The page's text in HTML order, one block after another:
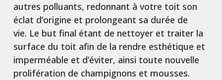
autres polluants, redonnant à votre toit son
éclat d’origine et prolongeant sa durée de
vie. Le but final étant de nettoyer et traiter la
surface du toit afin de la rendre esthétique et
imperméable et d’éviter, ainsi toute nouvelle
prolifération de champignons et mousses.